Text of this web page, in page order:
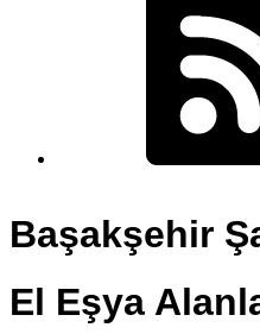
Başakşehir
El Eşya